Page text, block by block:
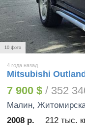
10 фото
4 года назад
Mitsubishi
7 900 $ / 352
Малин,
2008 р.
212 тыс.